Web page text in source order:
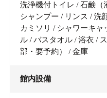
洗浄機付トイレ / 石鹸（
シャンプー / リンス / 洗
カミソリ / シャワーキャ
ル / バスタオル / 浴衣 /
部・要予約） / 金庫
館内設備